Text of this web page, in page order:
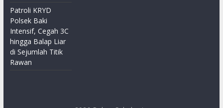
Patroli KRYD
Polsek Baki
Intensif, Cegah 3C
hingga Balap Liar
di Sejumlah Titik
Rawan